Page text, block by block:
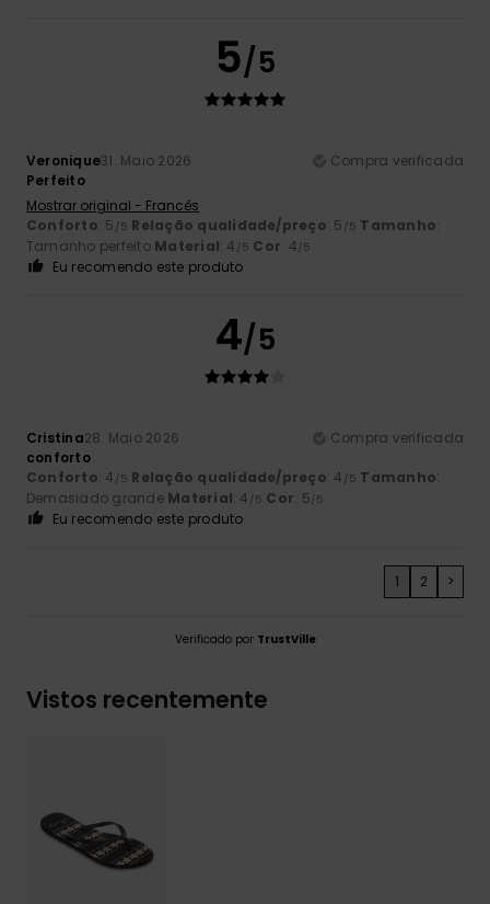
5/5
Veronique31. Maio 2026
Compra verificada
Perfeito
Mostrar original - Francês
Conforto: 5 /5 Relação qualidade/preço: 5 /5 Tamanho:
Tamanho perfeito Material: 4 /5 Cor: 4/5
Eu recomendo este produto
4/5
Cristina28. Maio 2026
Compra verificada
conforto
Conforto: 4 /5 Relação qualidade/preço: 4 /5 Tamanho:
Demasiado grande Material: 4 /5 Cor: 5/5
Eu recomendo este produto
1 2 >
Verificado por TrustVille
Vistos recentemente